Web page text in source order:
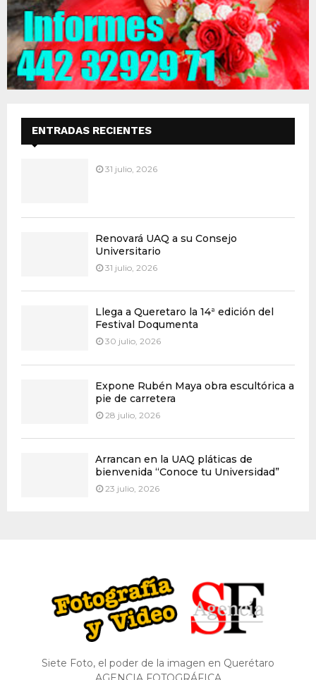
ENTRADAS RECIENTES
31 julio, 2026
Renovará UAQ a su Consejo
Universitario
31 julio, 2026
Llega a Queretaro la 14ª edición del
Festival Doqumenta
30 julio, 2026
Expone Rubén Maya obra escultórica a
pie de carretera
28 julio, 2026
Arrancan en la UAQ pláticas de
bienvenida “Conoce tu Universidad”
23 julio, 2026
Siete Foto, el poder de la imagen en Querétaro